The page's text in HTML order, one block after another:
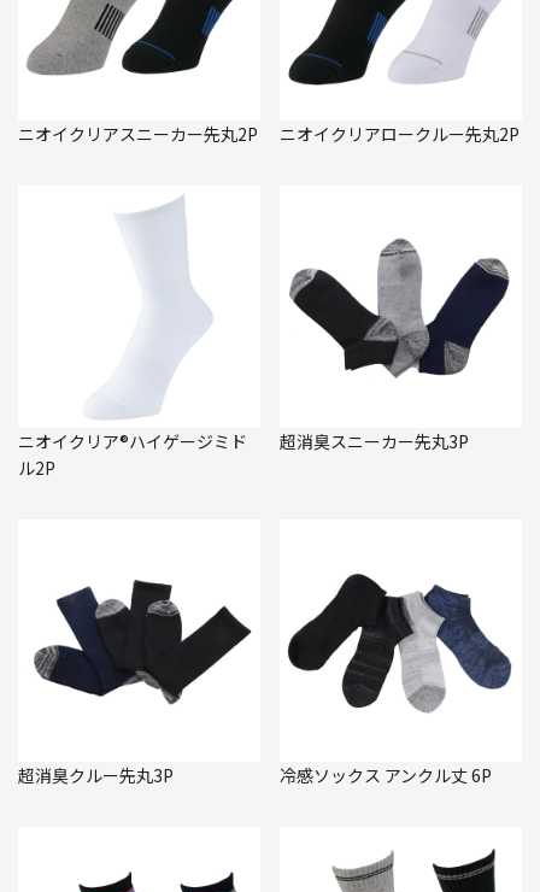
ニオイクリアスニーカー先丸2P ニオイクリアロークルー先丸2P
ニオイクリア®ハイゲージミド
ル2P
超消臭スニーカー先丸3P
超消臭クルー先丸3P 冷感ソックス アンクル丈 6P